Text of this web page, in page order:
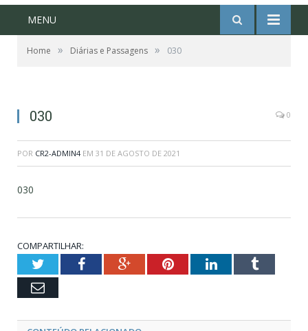
MENU
Home » Diárias e Passagens » 030
030 0
POR CR2-ADMIN4 EM 31 DE AGOSTO DE 2021
030
COMPARTILHAR:
TwitterFacebookGoogle+PinterestLinkedInTumblr
Email